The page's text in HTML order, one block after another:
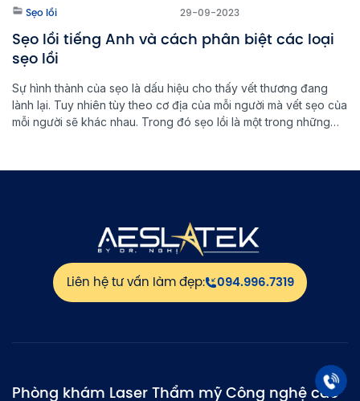
Sẹo lồi 29-09-2023
Sẹo lồi tiếng Anh và cách phân biệt các loại
sẹo lồi
Sự hình thành của sẹo là dấu hiệu cho thấy vết thương đang
lành lại. Tuy nhiên tùy theo cơ địa của mỗi người mà vết sẹo của
mỗi người sẽ khác nhau. Trong đó sẹo lồi là một trong những
Liên hệ tư vấn làm đẹp: 094.996.7319
Phòng khám Laser Thẩm mỹ Công nghệ cao